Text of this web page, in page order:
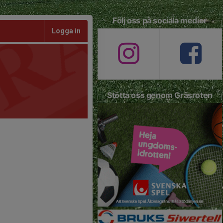
Logga in
Följ oss på sociala medier
Stötta oss genom Gräsroten